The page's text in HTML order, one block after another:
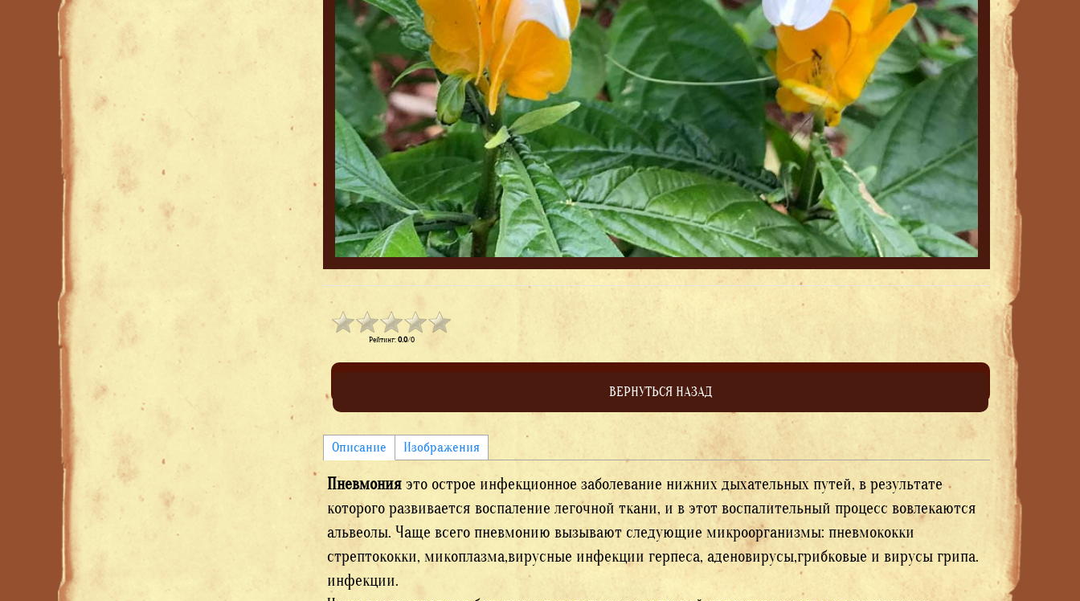
Рейтинг:0.0/0
ВЕРНУТЬСЯ НАЗАД
Описание Изображения
Пневмония это острое инфекционное заболевание нижних дыхательных путей, в результате
которого развивается воспаление легочной ткани, и в этот воспалительный процесс вовлекаются
альвеолы. Чаще всего пневмонию вызывают следующие микроорганизмы: пневмококки
стрептококки, микоплазма,вирусные инфекции герпеса, аденовирусы,грибковые и вирусы грипа.
инфекции.